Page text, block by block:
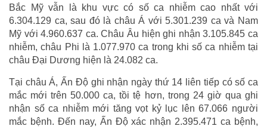
Bắc Mỹ vẫn là khu vực có số ca nhiễm cao nhất với
6.304.129 ca, sau đó là châu Á với 5.301.239 ca và Nam
Mỹ với 4.960.637 ca. Châu Âu hiện ghi nhận 3.105.845 ca
nhiễm, châu Phi là 1.077.970 ca trong khi số ca nhiễm tại
châu Đại Dương hiện là 24.082 ca.
Tại châu Á, Ấn Độ ghi nhận ngày thứ 14 liên tiếp có số ca
mắc mới trên 50.000 ca, tồi tệ hơn, trong 24 giờ qua ghi
nhận số ca nhiễm mới tăng vọt kỷ lục lên 67.066 người
mắc bệnh. Đến nay, Ấn Độ xác nhận 2.395.471 ca bệnh,